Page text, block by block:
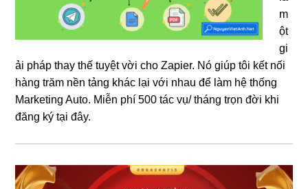
m
ột
gi
ải pháp thay thế tuyệt vời cho Zapier. Nó giúp tôi kết nối
hàng trăm nền tảng khác lại với nhau để làm hệ thống
Marketing Auto. Miễn phí 500 tác vụ/ tháng trọn đời khi
đăng ký tại đây.
Sidebar